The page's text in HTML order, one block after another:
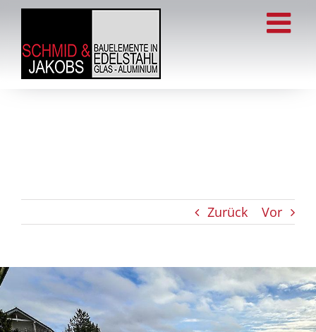
Zum
springen
Zurück Vor